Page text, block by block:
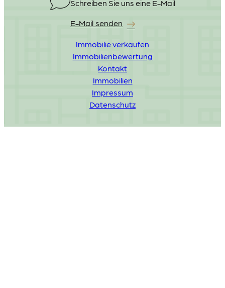
Schreiben Sie uns eine E-Mail
E-Mail senden
Immobilie verkaufen
Immobilienbewertung
Kontakt
Immobilien
Impressum
Datenschutz